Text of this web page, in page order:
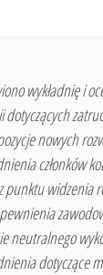
wykładnię i
nowych
członków
punktu widzenia
neutralnego
dotyczące